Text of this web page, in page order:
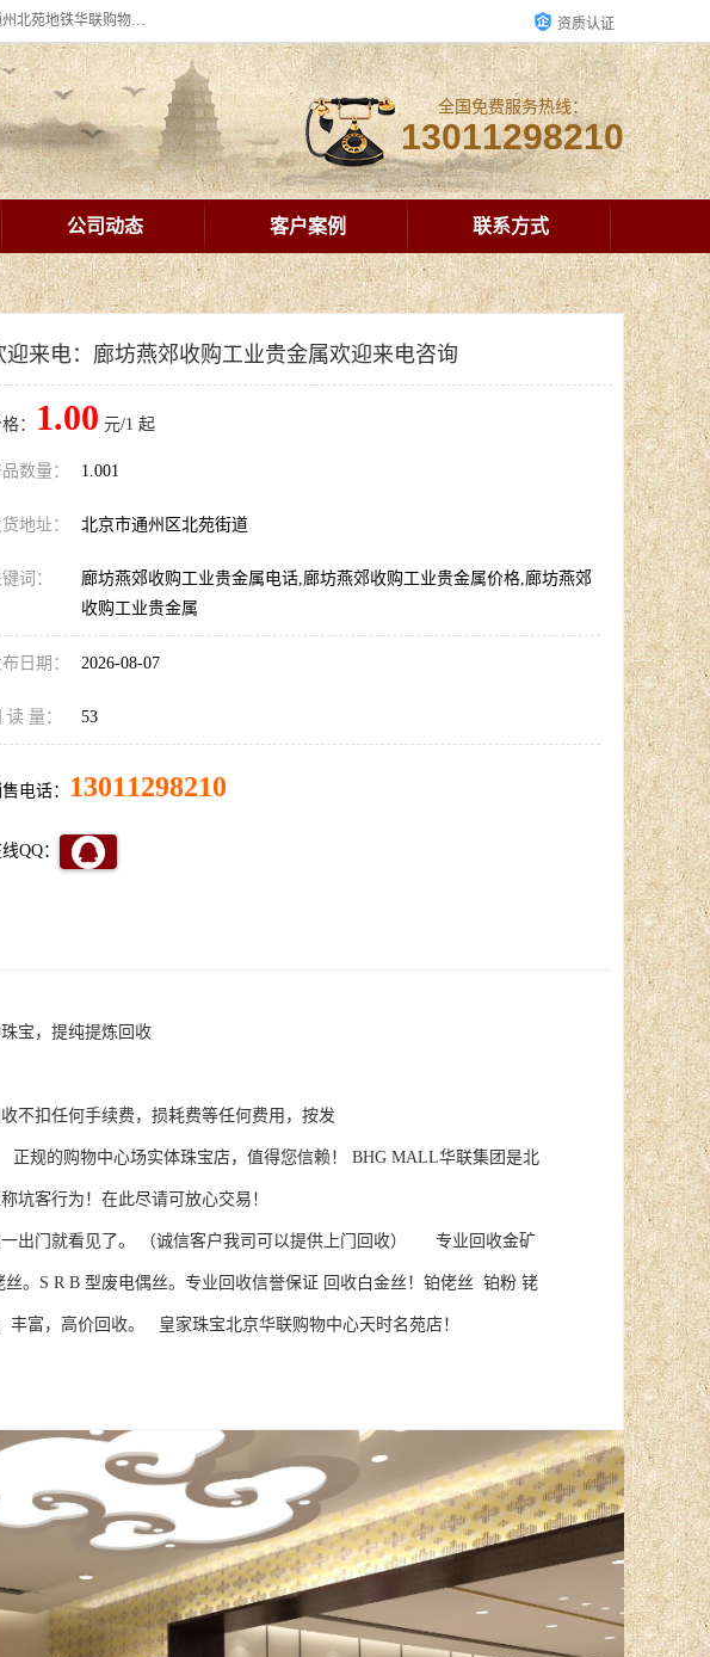
北京华联BHG mall集团购物中心十年信誉老店！ 皇家珠宝北京华联购物中心天时名苑店竭诚欢迎您。 北京市通州区（八通线）通州北苑地铁华联购物中心一层皇家珠宝 北京皇家珠宝通州黄金回收黄金首饰加工店（八通线: 通州北苑地铁华联店）：通州区通州北苑地铁华联购物中心一层皇家珠宝。 资质认证
全国免费服务热线：
13011298210
公司动态 客户案例 联系方式
迎来电：廊坊燕郊收购工业贵金属欢迎来电咨询
： 1.00 元/1 起
数量： 1.001
地址： 北京市通州区北苑街道
词：
廊坊燕郊收购工业贵金属电话,廊坊燕郊收购工业贵金属价格,廊坊燕郊
收购工业贵金属
日期： 2026-08-07
读 量： 53
电话： 13011298210
QQ：
宝，提纯提炼回收
不扣任何手续费，损耗费等任何费用，按发
珠宝店，值得您信赖！ BHG MALL华联集团是北
坑客行为！在此尽请可放心交易！
出门就看见了。 （诚信客户我司可以提供上门回收） 专业回收金矿
。S R B 型废电偶丝。专业回收信誉保证 回收白金丝！铂佬丝 铂粉 铑
富，高价回收。 皇家珠宝北京华联购物中心天时名苑店！